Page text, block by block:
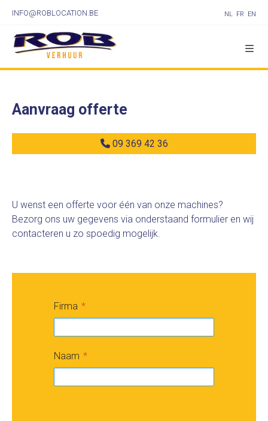
INFO@ROBLOCATION.BE NL FR EN
Aanvraag offerte
09 369 42 36
U wenst een offerte voor één van onze machines?
Bezorg ons uw gegevens via onderstaand formulier en wij
contacteren u zo spoedig mogelijk.
Firma
Naam